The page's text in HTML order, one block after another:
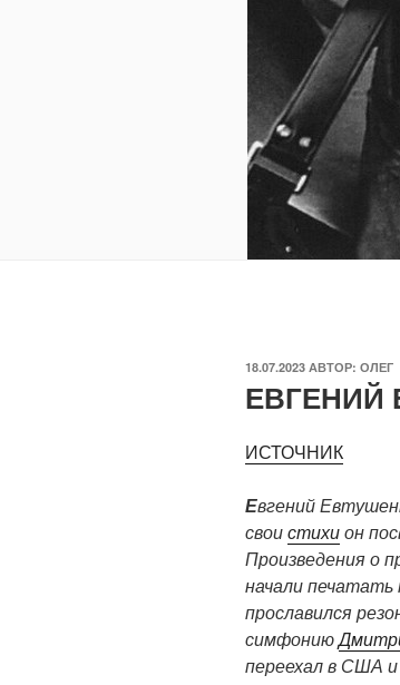
ОПУБЛИКОВАНО
18.07.2023 АВТОР: ОЛЕГ
ЕВГЕНИЙ
ИСТОЧНИК
Евгений
своистихион
Произведения о
начали
прославился
симфонию
переехал в США и